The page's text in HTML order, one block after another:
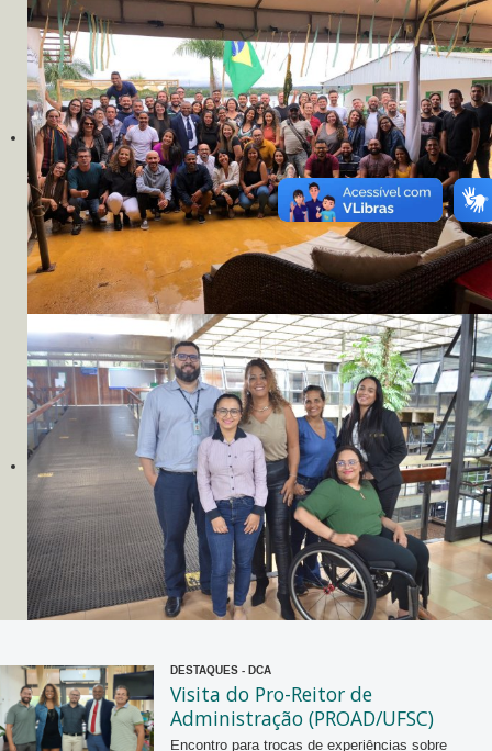
DESTAQUES - DCA
Visita do Pro-Reitor de
Administração (PROAD/UFSC)
Encontro para trocas de experiências sobre